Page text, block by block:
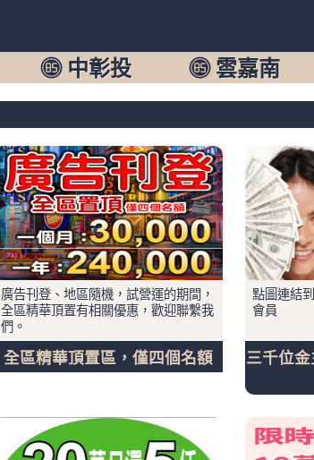
中彰投 雲嘉南
廣告刊登、地區隨機，試營運的期間，
全區精華頂置有相關優惠，歡迎聯繫我
們。
全區精華頂置區，僅四個名額
點圖連結
會員
三千位